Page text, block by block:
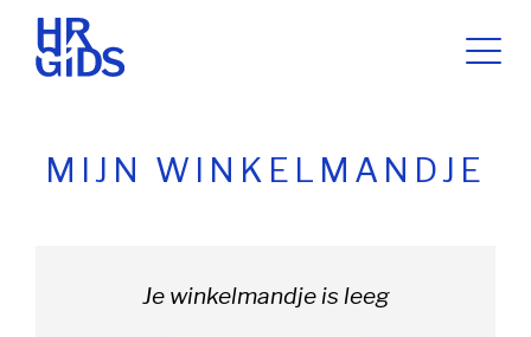
MIJN WINKELMANDJE
Je winkelmandje is leeg